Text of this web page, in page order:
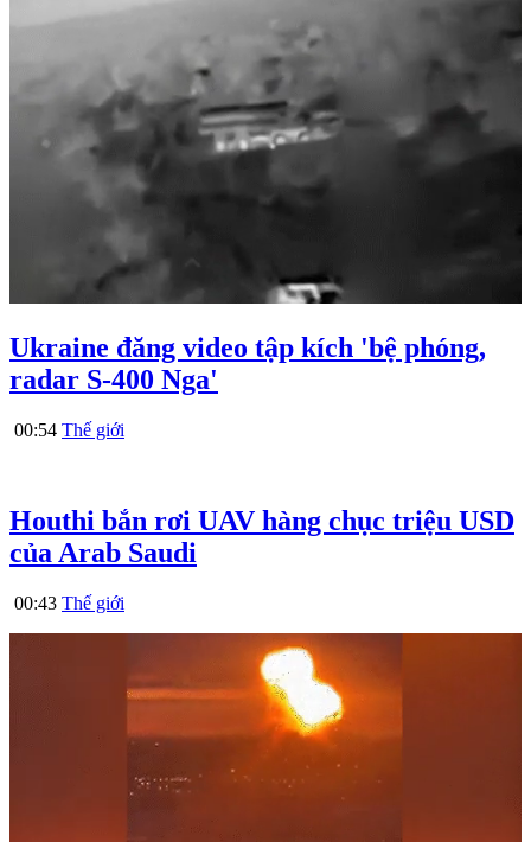
Ukraine đăng video tập kích 'bệ phóng,
radar S-400 Nga'
00:54 Thế giới
Houthi bắn rơi UAV hàng chục triệu USD
của Arab Saudi
00:43 Thế giới